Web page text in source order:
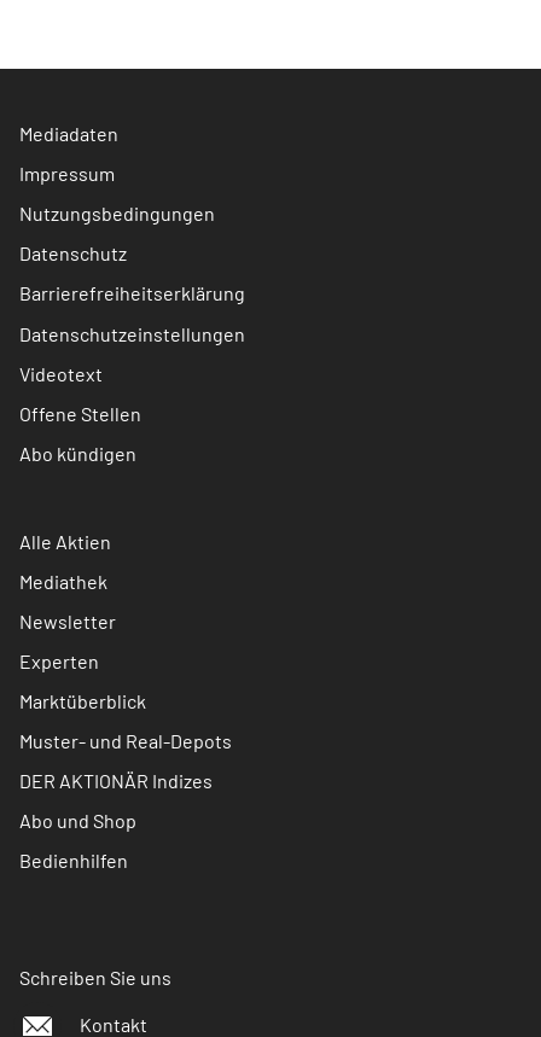
Mediadaten
Impressum
Nutzungsbedingungen
Datenschutz
Barrierefreiheitserklärung
Datenschutzeinstellungen
Videotext
Offene Stellen
Abo kündigen
Alle Aktien
Mediathek
Newsletter
Experten
Marktüberblick
Muster- und Real-Depots
DER AKTIONÄR Indizes
Abo und Shop
Bedienhilfen
Schreiben Sie uns
Kontakt